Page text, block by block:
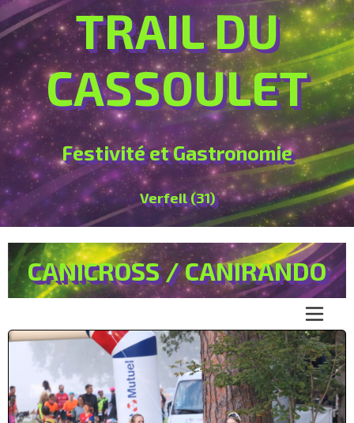
TRAIL DU
CASSOULET
Festivité et Gastronomie
Verfeil (31)
CANICROSS / CANIRANDO